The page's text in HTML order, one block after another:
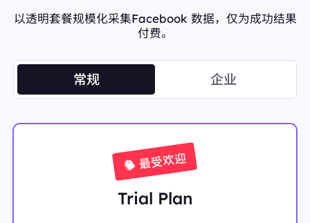
以透明套餐规模化采集Facebook 数据，仅为成功结果
付费。
常规 企业
最受欢迎
Trial Plan